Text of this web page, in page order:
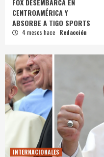
CENTROAMÉRICA Y
ABSORBE A TIGO SPORTS
4 meses hace Redacción
INTERNACIONALES